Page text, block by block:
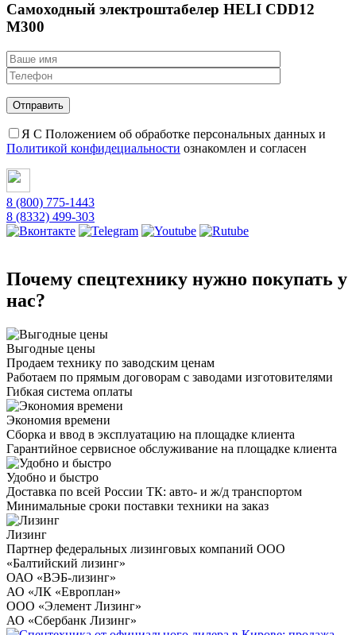
Самоходный электроштабелер HELI CDD12
M300
Я С Положением об обработке персональных данных и
Политикой конфидециальности ознакомлен и согласен
8 (800) 775-1443
8 (8332) 499-303
Почему спецтехнику нужно покупать у
нас?
Выгодные цены
Продаем технику по заводским ценам
Работаем по прямым договорам с заводами изготовителями
Гибкая система оплаты
Экономия времени
Сборка и ввод в эксплуатацию на площадке клиента
Гарантийное сервисное обслуживание на площадке клиента
Удобно и быстро
Доставка по всей России ТК: авто- и ж/д транспортом
Минимальные сроки поставки техники на заказ
Лизинг
Партнер федеральных лизинговых компаний ООО
«Балтийский лизинг»
ОАО «ВЭБ-лизинг»
АО «ЛК «Европлан»
ООО «Элемент Лизинг»
АО «Сбербанк Лизинг»